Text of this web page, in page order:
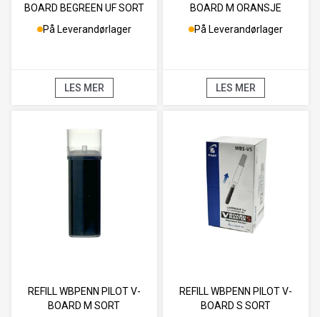
BOARD BEGREEN UF SORT
På Leverandørlager
LES MER
BOARD M ORANSJE
På Leverandørlager
LES MER
REFILL WBPENN PILOT V-
BOARD M SORT
REFILL WBPENN PILOT V-
BOARD S SORT